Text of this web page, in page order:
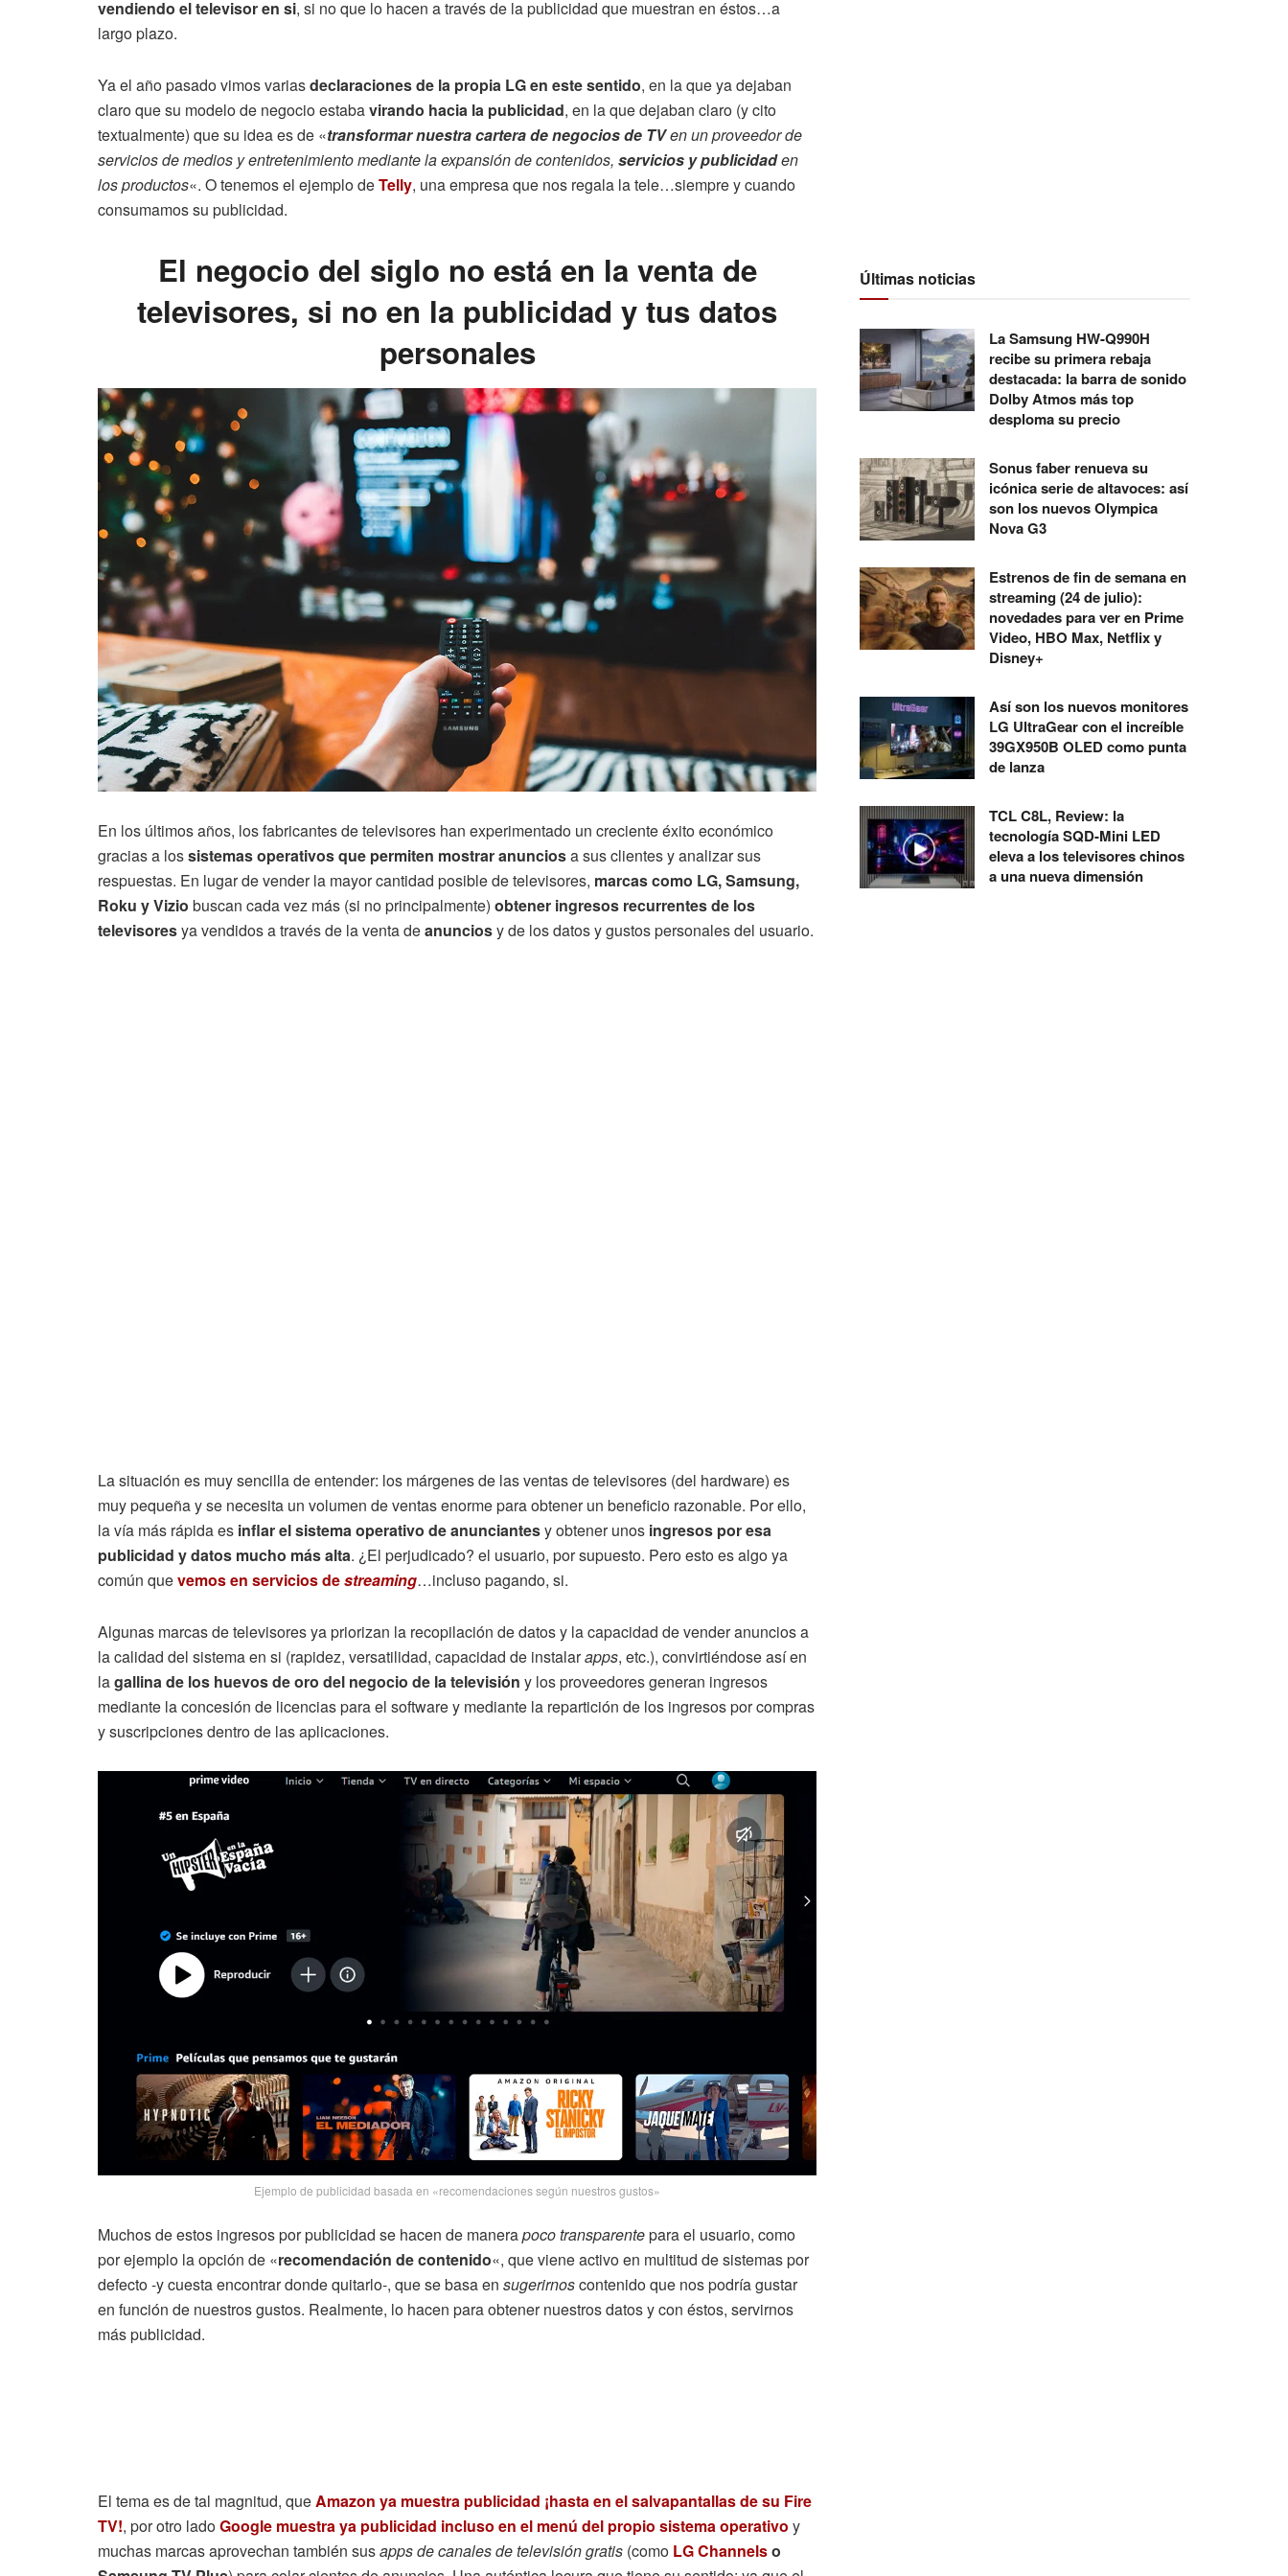
vendiendo el televisor en si, si no que lo hacen a través de la publicidad que muestran en éstos…a
largo plazo.
Ya el año pasado vimos variasdeclaraciones de la propia LGen este sentido, en la que ya dejaban
claro que su modelo de negocio estabavirando hacia la publicidad, en la que dejaban claro (y cito
textualmente) que su idea es de «transformar nuestra cartera de negocios de TVen un proveedor de
servicios de medios y entretenimiento mediante la expansión de contenidos, servicios y publicidaden
los productos«. O tenemos el ejemplo deTelly, una empresa que nos regala la tele…siempre y cuando
consumamos su publicidad.
El negocio del siglo no está en la venta de
televisores, si no en la publicidad y tus datos
personales
En los últimos años, los fabricantes de televisores han experimentado un creciente éxito económico
gracias a lossistemas operativos que permiten mostrar anunciosa sus clientes y analizar sus
respuestas. En lugar de vender la mayor cantidad posible de televisores, marcas como LG, Samsung,
Roku y Vizio buscan cada vez más (si no principalmente) obtener ingresos recurrentes de los
televisoresya vendidos a través de la venta deanunciosy de los datos y gustos personales del usuario.
La situación es muy sencilla de entender: los márgenes de las ventas de televisores (del hardware) es
muy pequeña y se necesita un volumen de ventas enorme para obtener un beneficio razonable. Por ello,
la vía más rápida es inflar el sistema operativo de anunciantesy obtener unos ingresos por esa
publicidad y datos mucho más alta. ¿El perjudicado? el usuario, por supuesto. Pero esto es algo ya
común quevemos en servicios destreaming…incluso pagando, si.
Algunas marcas de televisores ya priorizan la recopilación de datos y la capacidad de vender anuncios a
la calidad del sistema en si (rapidez, versatilidad, capacidad de instalarapps, etc.), convirtiéndose así en
lagallina de los huevos de oro del negocio de la televisión y los proveedores generan ingresos
mediante la concesión de licencias para el software y mediante la repartición de los ingresos por compras
y suscripciones dentro de las aplicaciones.
Ejemplo de publicidad basada en «recomendaciones según nuestros gustos»
Muchos de estos ingresos por publicidad se hacen de manerapoco transparentepara el usuario, como
por ejemplo la opción de «recomendación de contenido«, que viene activo en multitud de sistemas por
defecto -y cuesta encontrar donde quitarlo-, que se basa en sugerirnoscontenido que nos podría gustar
en función de nuestros gustos. Realmente, lo hacen para obtener nuestros datos y con éstos, servirnos
más publicidad.
El tema es de tal magnitud, queAmazon ya muestra publicidad ¡hasta en el salvapantallas de su Fire
TV!, por otro ladoGoogle muestra ya publicidad incluso en el menú del propio sistema operativo y
muchas marcas aprovechan también susapps de canales de televisión gratis (como LG Channelso
Últimas noticias
La Samsung HW-Q990H
recibe su primera rebaja
destacada: la barra de sonido
Dolby Atmos más top
desploma su precio
Sonus faber renueva su
icónica serie de altavoces: así
son los nuevos Olympica
Nova G3
Estrenos de fin de semana en
streaming (24 de julio):
novedades para ver en Prime
Video, HBO Max, Netflix y
Disney+
Así son los nuevos monitores
LG UltraGear con el increíble
39GX950B OLED como punta
de lanza
TCL C8L, Review: la
tecnología SQD-Mini LED
eleva a los televisores chinos
a una nueva dimensión